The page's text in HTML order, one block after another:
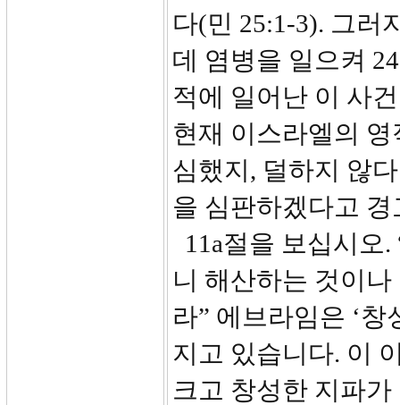
다(민 25:1-3). 그러
데 염병을 일으켜
적에 일어난 이 사
현재 이스라엘의
심했지, 덜하지 않
을 심판하겠다고
11a절을 보십시오
니 해산하는 것이
라” 에브라임은 ‘창
지고 있습니다. 이
크고 창성한 지파